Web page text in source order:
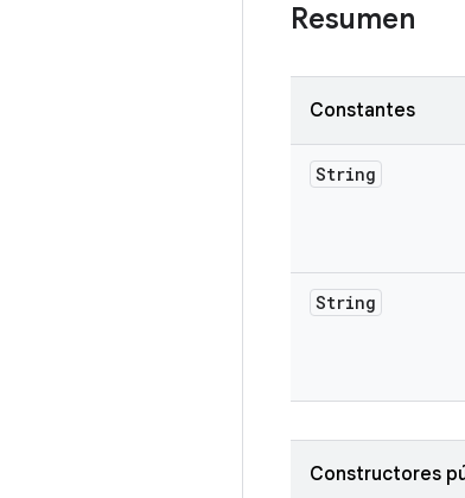
Resumen
Constantes
String
String
Constructores